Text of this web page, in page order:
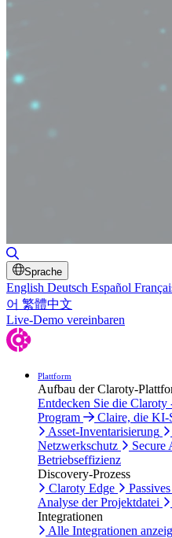
Sprache
English Deutsch Español
어 繁體中文
Live-Demo vereinbaren
Plattform
Aufbau der Claroty-
Entdecken Sie die Claroty
Program
Claire, die KI-
Asset-Inventarisierung
Netzwerkschutz
Secure
Betriebseffizienz
Discovery-Prozess
Claroty Edge
Analyse der Projektdatei
Integrationen
Alle Integrationen